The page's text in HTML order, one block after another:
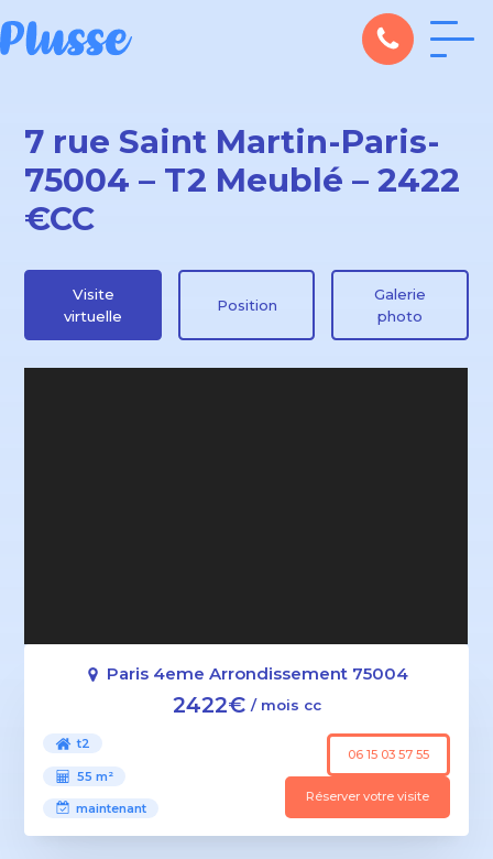
7 rue Saint Martin-Paris-
75004 – T2 Meublé – 2422
€CC
Visite
virtuelle
Position
Galerie
photo
Paris 4eme Arrondissement 75004
2422€ / mois cc
t2
55 m²
maintenant
06 15 03 57 55
Réserver votre visite